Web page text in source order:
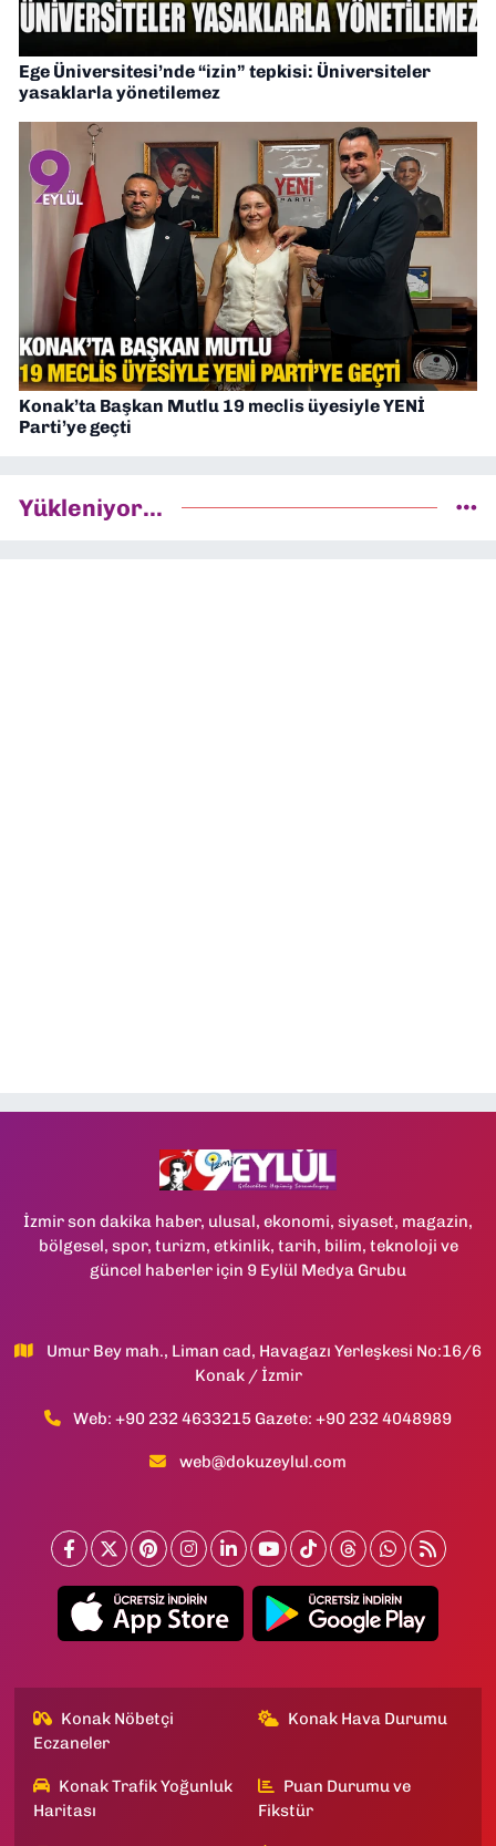
Ege Üniversitesi’nde “izin” tepkisi: Üniversiteler
yasaklarla yönetilemez
Konak’ta Başkan Mutlu 19 meclis üyesiyle YENİ
Parti’ye geçti
Yükleniyor...
İzmir son dakika haber, ulusal, ekonomi, siyaset, magazin,
bölgesel, spor, turizm, etkinlik, tarih, bilim, teknoloji ve
güncel haberler için 9 Eylül Medya Grubu
Umur Bey mah., Liman cad, Havagazı Yerleşkesi No:16/6
Konak / İzmir
Web: +90 232 4633215 Gazete: +90 232 4048989
web@dokuzeylul.com
Konak Nöbetçi
Eczaneler
Konak Hava Durumu
Konak Trafik Yoğunluk
Haritası
Puan Durumu ve
Fikstür